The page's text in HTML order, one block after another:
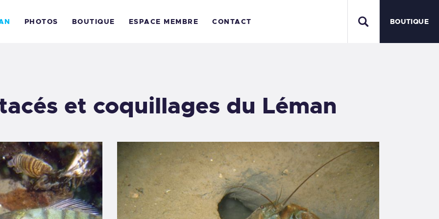
PHOTOS BOUTIQUE ESPACE MEMBRE CONTACT BOUTIQUE
MEMBRE
et coquillages du Léman